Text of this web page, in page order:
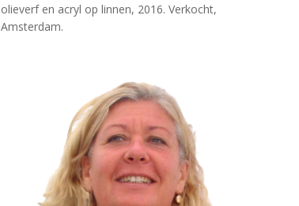
olieverf en acryl op linnen, 2016. Verkocht,
Amsterdam.